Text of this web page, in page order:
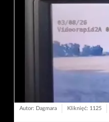
Autor: Dagmara Kliknięć: 1125